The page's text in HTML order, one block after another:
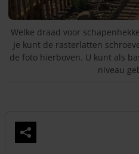
Welke draad voor
Je kunt de rasterlatten
de foto hierboven. U kunt als
niveau